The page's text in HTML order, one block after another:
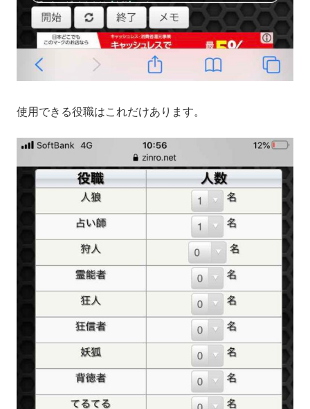
使用できる役職はこれだけあります。